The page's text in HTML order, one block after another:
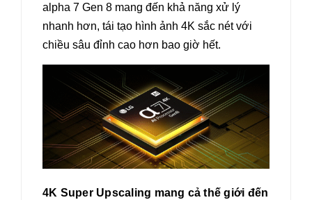
alpha 7 Gen 8 mang đến khả năng xử lý
nhanh hơn, tái tạo hình ảnh 4K sắc nét với
chiều sâu đỉnh cao hơn bao giờ hết.
4K Super Upscaling mang cả thế giới đến